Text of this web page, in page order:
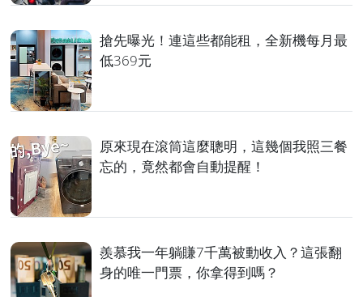
搶先曝光！連這些都能租，全新機每月最
低369元
原來現在滾筒這麼聰明，這幾個我照三餐
忘的，竟然都會自動提醒！
羨慕我一年躺賺7千萬被動收入？這張翻
身的唯一門票，你拿得到嗎？